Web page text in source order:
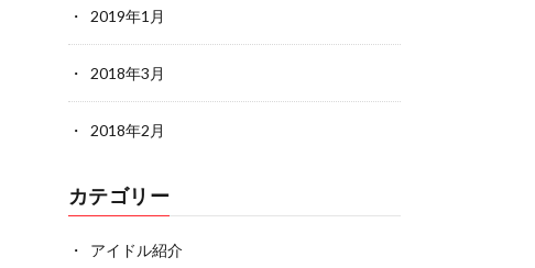
2019年1月
2018年3月
2018年2月
カテゴリー
アイドル紹介